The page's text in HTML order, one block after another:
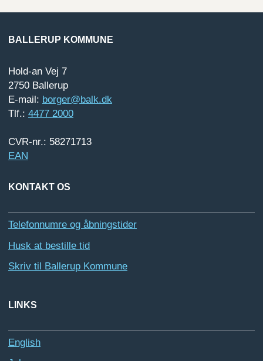
BALLERUP KOMMUNE
Hold-an Vej 7
2750 Ballerup
E-mail: borger@balk.dk
Tlf.: 4477 2000
CVR-nr.: 58271713
EAN
KONTAKT OS
Telefonnumre og åbningstider
Husk at bestille tid
Skriv til Ballerup Kommune
LINKS
English